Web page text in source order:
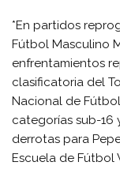
*En partidos
Fútbol Masculino
enfrentamientos
clasificatoria del
Nacional de
categorías sub-16
derrotas para
Escuela de Fútbol